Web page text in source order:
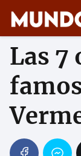
Las 7